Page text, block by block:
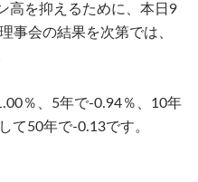
高を抑えるために、本日 9
事会の結果を次第では、
％、 5年で-0.94％、 10年
て50年で-0.13です。